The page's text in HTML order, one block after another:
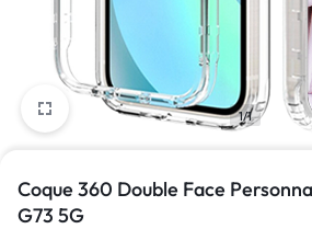
1/1
Coque 360 Double Face
G73 5G